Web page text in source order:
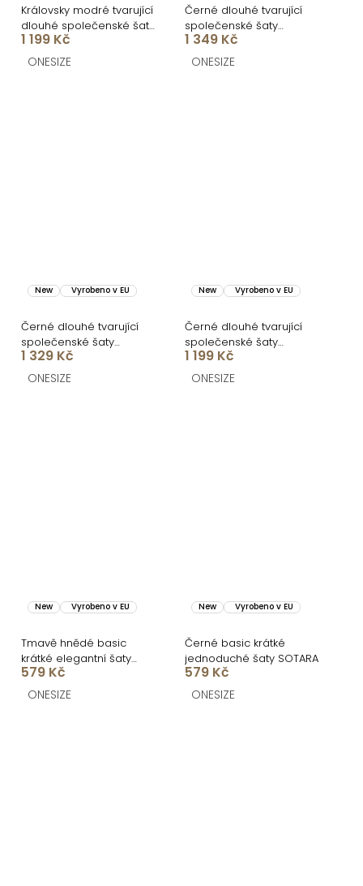
Královsky modré tvarující
dlouhé společenské šaty
BRANFLA
1 199 Kč
ONESIZE
Černé dlouhé tvarující
společenské šaty
FRUESTA
1 349 Kč
ONESIZE
New Vyrobeno v EU
Černé dlouhé tvarující
společenské šaty
CRUNCHA na jedno
rameno
1 329 Kč
ONESIZE
New Vyrobeno v EU
Černé dlouhé tvarující
společenské šaty
BRANFLA s výstřihem
1 199 Kč
ONESIZE
New Vyrobeno v EU
Tmavě hnědé basic
krátké elegantní šaty
SOTARA
579 Kč
ONESIZE
New Vyrobeno v EU
Černé basic krátké
jednoduché šaty SOTARA
579 Kč
ONESIZE